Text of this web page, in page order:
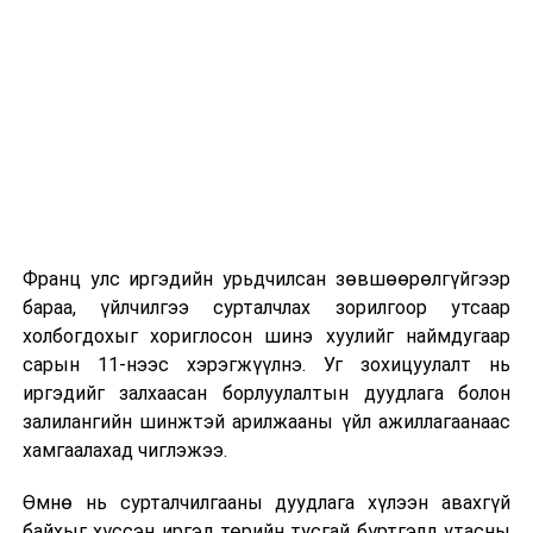
2026 оны 9 дүгээр сарын 13-наас оюутнуудыг
дотуур байранд оруулж эхэлнэ.
Сургууль, цэцэрлэгийн үйл ажиллагааны
зохицуулалт
2026 оны 8 дугаар сарын 17–28-ны өдрүүдэд
байранд элсэлт, бүртгэл болон бусад аливаа
Франц улс иргэдийн урьдчилсан зөвшөөрөлгүйгээр
бараа, үйлчилгээ сурталчлах зорилгоор утсаар
холбогдохыг хориглосон шинэ хуулийг наймдугаар
сарын 11-нээс хэрэгжүүлнэ. Уг зохицуулалт нь
иргэдийг залхаасан борлуулалтын дуудлага болон
залилангийн шинжтэй арилжааны үйл ажиллагаанаас
хамгаалахад чиглэжээ.
Өмнө нь сурталчилгааны дуудлага хүлээн авахгүй